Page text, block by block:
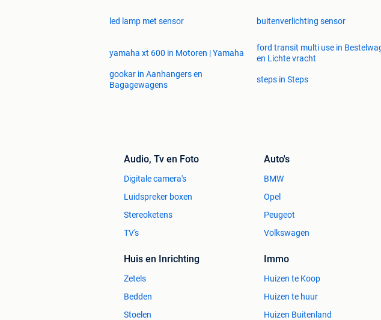
led lamp met sensor buitenverlichting sensor
yamaha xt 600 in Motoren | Yamaha
ford transit multi use in
en Lichte vracht
gookar in Aanhangers en
Bagagewagens
steps in Steps
Audio, Tv en Foto
Digitale camera's
Luidspreker boxen
Stereoketens
TV's
Auto's
BMW
Opel
Peugeot
Volkswagen
Huis en Inrichting
Zetels
Bedden
Stoelen
Immo
Huizen te Koop
Huizen te huur
Huizen Buitenland